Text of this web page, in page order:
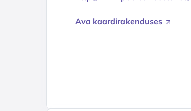
Ava kaardirakenduses